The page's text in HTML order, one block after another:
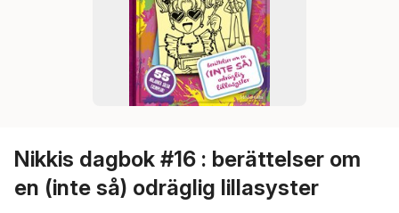
Nikkis dagbok #16 : berättelser om
en (inte så) odräglig lillasyster